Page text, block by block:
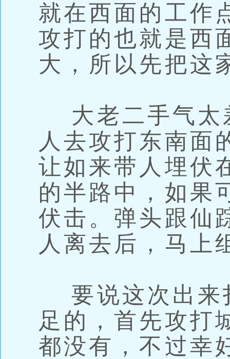
就在西面的工作
攻打的也就是西
大，所以先把这
大老二手气太
人去攻打东南面
让如来带人埋伏
的半路中，如果
伏击。弹头跟仙
人离去后，马上
要说这次出来
足的，首先攻打
都没有，不过幸